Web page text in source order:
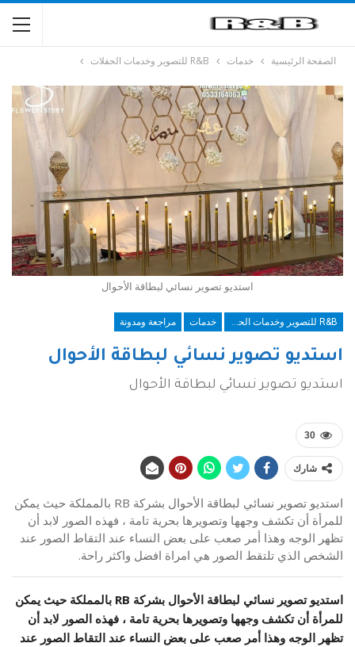
الصفحة الرئيسية خدمات R&B للتصوير وخدمات الحفلات
استديو تصوير نسائي لبطاقة الأحوال
خدمات مراجعة ومدونة
استديو تصوير نسائي لبطاقة الأحوال
استديو تصوير نسائي لبطاقة الأحوال
30
شارك
استديو تصوير نسائي لبطاقة الأحوال بشركة RB بالمملكة حيث يمكن
للمرأة أن تكشف وجهها وتصويرها بحرية تامة ، فهذه الصور لابد أن
تظهر الوجه وهذا أمر صعب على بعض النساء عند التقاط الصور عند
الشخص الذي تلتقط الصور هي امراة افضل واكثر راحة.
استديو تصوير نسائي لبطاقة الأحوال بشركة RB بالمملكة حيث يمكن
للمرأة أن تكشف وجهها وتصويرها بحرية تامة ، فهذه الصور لابد أن
تظهر الوجه وهذا أمر صعب على بعض النساء عند التقاط الصور عند